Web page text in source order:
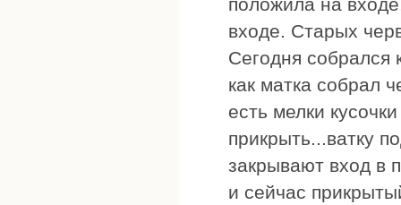
входе. Старых
Сегодня собрался
как матка собрал
есть мелки
прикрыть...ватку
закрывают вход в
и сейчас